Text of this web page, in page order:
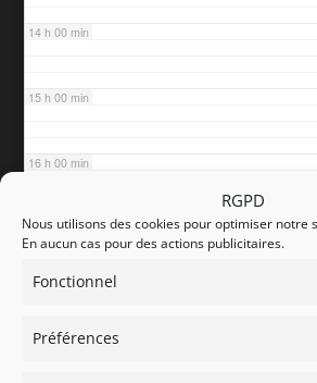
RGPD
Nous utilisons des cookies pour optimiser notre
En aucun cas pour des actions publicitaires.
Fonctionnel
Préférences
14 h 00 min
15 h 00 min
16 h 00 min
17 h 00 min